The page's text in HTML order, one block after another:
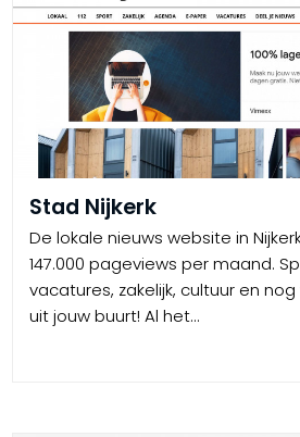
Stad Nijkerk
De lokale nieuws website in
147.000 pageviews per maand.
vacatures, zakelijk, cultuur en
uit jouw buurt! Al het...